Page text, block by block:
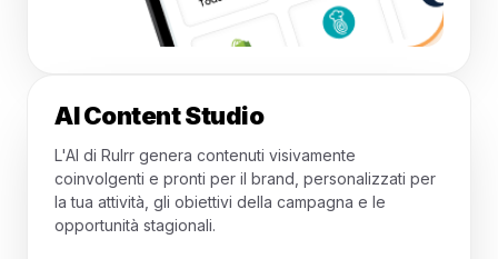
AI Content Studio
L'AI di Rulrr genera contenuti visivamente
coinvolgenti e pronti per il brand, personalizzati per
la tua attività, gli obiettivi della campagna e le
opportunità stagionali.